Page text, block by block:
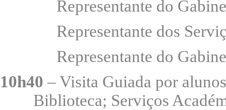
Representante do
Representante dos
Representante do Gabinete
10h40 – Visita Guiada por
Biblioteca; Serviços